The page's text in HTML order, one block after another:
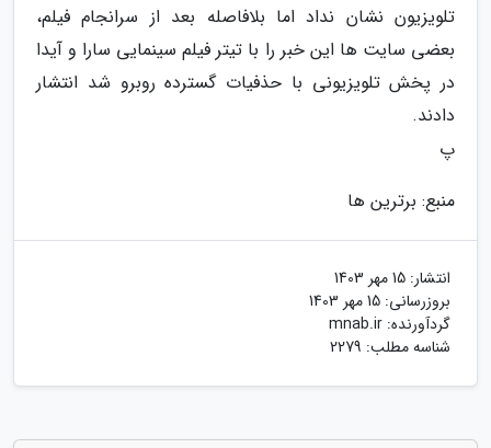
تلویزیون نشان نداد اما بلافاصله بعد از سرانجام فیلم،
بعضی سایت ها این خبر را با تیتر فیلم سینمایی سارا و آیدا
در پخش تلویزیونی با حذفیات گسترده روبرو شد انتشار
دادند.
پ
منبع: برترین ها
انتشار: 15 مهر 1403
بروزرسانی: 15 مهر 1403
گردآورنده: mnab.ir
شناسه مطلب: 2279